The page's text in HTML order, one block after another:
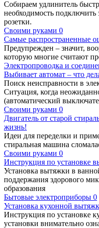
Собираем удлинитель
необходимость подключить
розетки.
Своими руками 0
Самые распространенные
Предупрежден – значит,
которую многие считают
Электропроводка и
Выбивает автомат – что
Поиск неисправности в
Ситуация, когда
(автоматический
Своими руками 0
Двигатель от старой
жизнь!
Идеи для переделки и
стиральная машина
Своими руками 0
Инструкция по установке
Установка вытяжки в
поддержания здорового
образования
Бытовые электроприборы 0
Установка кухонной
Инструкция по установке
установки внимательно